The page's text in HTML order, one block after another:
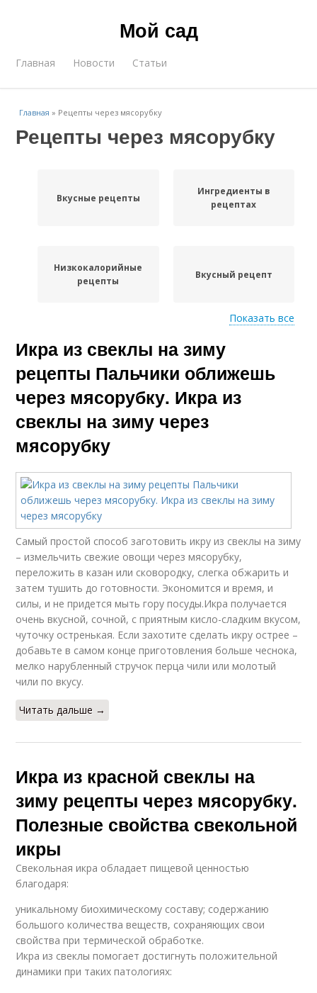
Мой сад
Главная Новости Статьи
Главная » Рецепты через мясорубку
Рецепты через мясорубку
Вкусные рецепты
Ингредиенты в
рецептах
Низкокалорийные
рецепты
Вкусный рецепт
Рецепт от бабуси
Рецепт через
мясорубку
Показать все
Икра из свеклы на зиму
рецепты Пальчики оближешь
через мясорубку. Икра из
свеклы на зиму через
мясорубку
Самый простой способ заготовить икру из свеклы на зиму
– измельчить свежие овощи через мясорубку,
переложить в казан или сковородку, слегка обжарить и
затем тушить до готовности. Экономится и время, и
силы, и не придется мыть гору посуды.Икра получается
очень вкусной, сочной, с приятным кисло-сладким вкусом,
чуточку остренькая. Если захотите сделать икру острее –
добавьте в самом конце приготовления больше чеснока,
мелко нарубленный стручок перца чили или молотый
чили по вкусу.
Читать дальше →
Икра из красной свеклы на
зиму рецепты через мясорубку.
Полезные свойства свекольной
икры
Свекольная икра обладает пищевой ценностью
благодаря:
уникальному биохимическому составу; содержанию
большого количества веществ, сохраняющих свои
свойства при термической обработке.
Икра из свеклы помогает достигнуть положительной
динамики при таких патологиях: